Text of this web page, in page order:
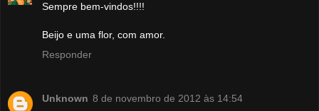
Sempre bem-vindos!!!!
Beijo e uma flor, com amor.
Responder
Unknown 8 de novembro de 2012 às 14:54